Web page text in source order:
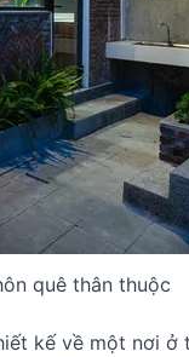
quê thân thuộc
kế về một nơi